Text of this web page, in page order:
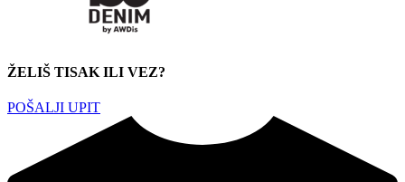
ŽELIŠ TISAK ILI VEZ?
POŠALJI UPIT